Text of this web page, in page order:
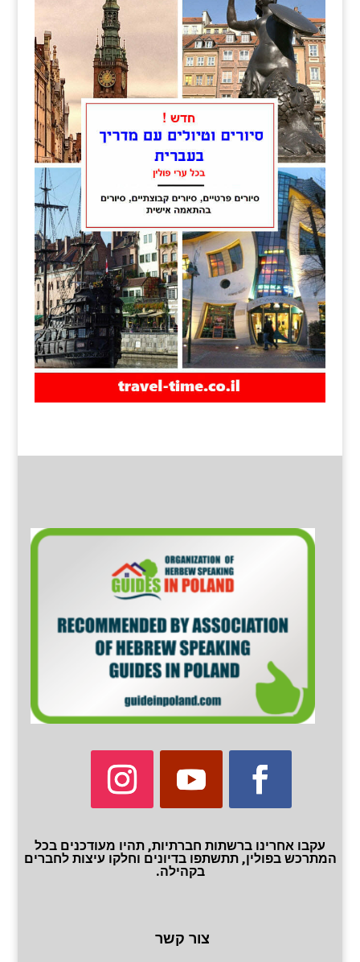
עקבו אחרינו ברשתות חברתיות, תהיו מעודכנים בכל
המתרכש בפולין, תתשתפו בדיונים וחלקו עיצות לחברים
בקהילה.
צור קשר